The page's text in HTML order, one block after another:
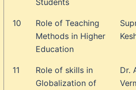
10
Role of Teaching
Methods in Higher
Education
11
Role of skills in
Globalization of
Dr.